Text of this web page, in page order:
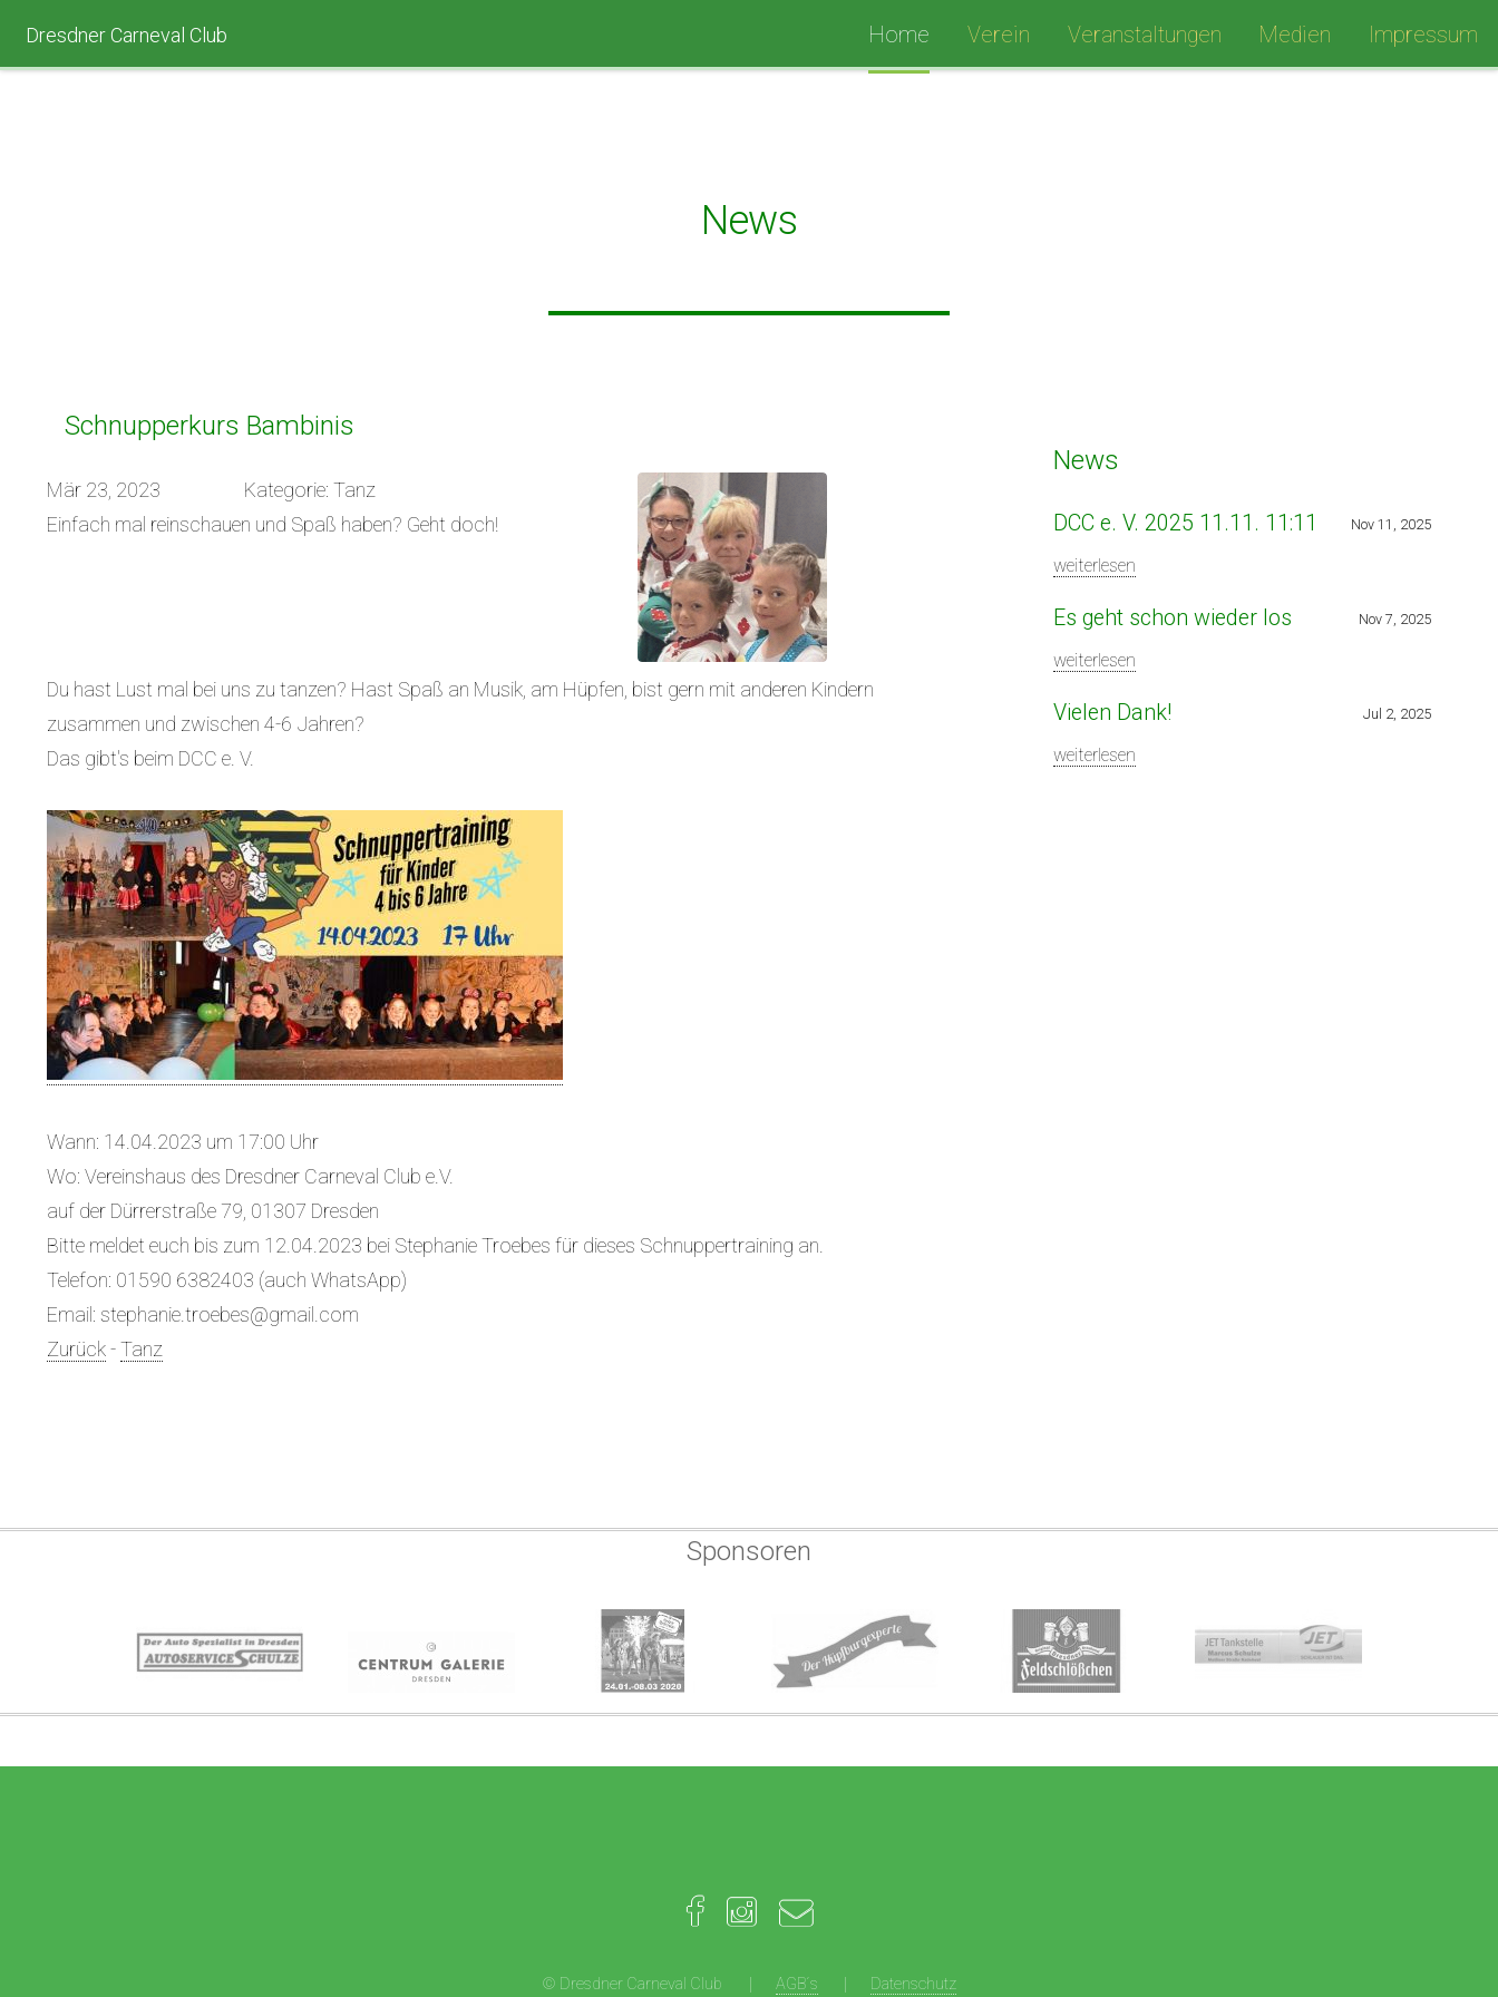
Dresdner Carneval Club Home Verein Veranstaltungen Medien Impressum
News
Schnupperkurs Bambinis
Mär 23, 2023
Kategorie: Tanz
Einfach mal reinschauen und Spaß haben? Geht doch!
Du hast Lust mal bei uns zu tanzen? Hast Spaß an Musik, am Hüpfen, bist gern mit anderen Kindern
zusammen und zwischen 4-6 Jahren?
Das gibt's beim DCC e. V.
Wann: 14.04.2023 um 17:00 Uhr
Wo: Vereinshaus des Dresdner Carneval Club e.V.
auf der Dürrerstraße 79, 01307 Dresden
Bitte meldet euch bis zum 12.04.2023 bei Stephanie Troebes für dieses Schnuppertraining an.
Telefon: 01590 6382403 (auch WhatsApp)
Email: stephanie.troebes@gmail.com
Zurück-Tanz
News
Nov 11, 2025
DCC e. V. 2025 11.11. 11:11
weiterlesen
Nov 7, 2025
Es geht schon wieder los
weiterlesen
Jul 2, 2025
Vielen Dank!
weiterlesen
Sponsoren
© Dresdner Carneval Club AGB´s Datenschutz